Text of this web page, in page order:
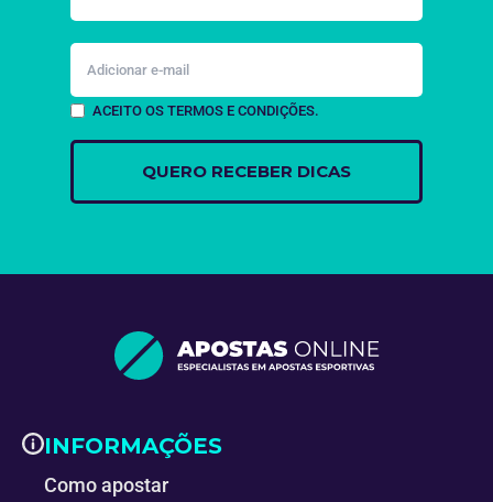
ACEITO OS TERMOS E CONDIÇÕES.
INFORMAÇÕES
Como apostar